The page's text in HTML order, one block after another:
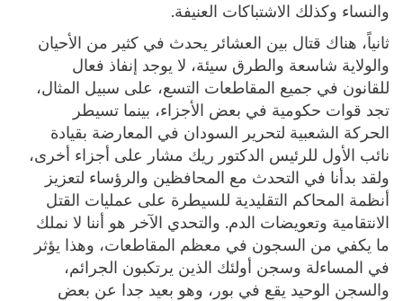
والنساء وكذلك الاشتباكات العنيفة.
ثانياً، هناك قتال بين العشائر يحدث في كثير من الأحيان
والولاية شاسعة والطرق سيئة، لا يوجد إنفاذ فعال
للقانون في جميع المقاطعات التسع، على سبيل المثال،
تجد قوات حكومية في بعض الأجزاء، بينما تسيطر
الحركة الشعبية لتحرير السودان في المعارضة بقيادة
نائب الأول للرئيس الدكتور ريك مشار على أجزاء أخرى،
ولقد بدأنا في التحدث مع المحافظين والرؤساء لتعزيز
أنظمة المحاكم التقليدية للسيطرة على عمليات القتل
الانتقامية وتعويضات الدم. والتحدي الآخر هو أننا لا نملك
ما يكفي من السجون في معظم المقاطعات، وهذا يؤثر
في المساءلة وسجن أولئك الذين يرتكبون الجرائم،
والسجن الوحيد يقع في بور، وهو بعيد جدا عن بعض